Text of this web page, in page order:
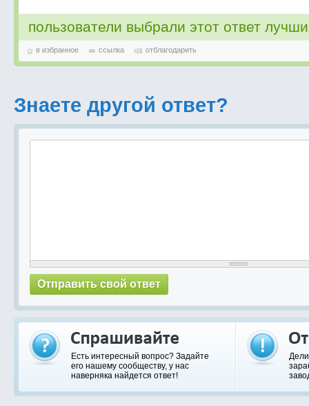
пользователи выбрали этот ответ
в избранное ссылка отблагодарить
Знаете другой ответ?
Есть интересный вопрос? Задайте
его нашему сообществу, у нас
наверняка найдется ответ!